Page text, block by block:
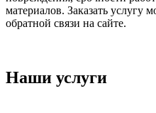
материалов. Заказать услугу
обратной связи на сайте.
Наши услуги